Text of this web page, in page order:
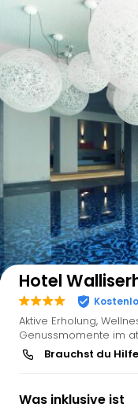
Hotel
Aktive Erholung,
Genussmomente im
Brauchst du
Was inklusive ist